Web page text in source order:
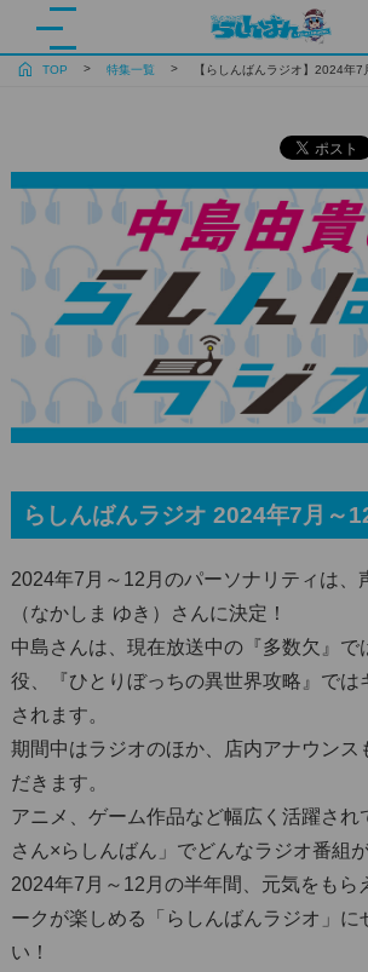
TOP 特集一覧 【らしんばんラジオ】2024年7月～12月の
らしんばんラジオ 2024年7月～
2024年7月～12月のパーソナリティは、
（なかしま ゆき）さんに決定！
中島さんは、現在放送中の『多数欠』で
役、『ひとりぼっちの異世界攻略』では
されます。
期間中はラジオのほか、店内アナウンス
だきます。
アニメ、ゲーム作品など幅広く活躍され
さん×らしんばん」でどんなラジオ番組
2024年7月～12月の半年間、元気をもら
ークが楽しめる「らしんばんラジオ」に
い！